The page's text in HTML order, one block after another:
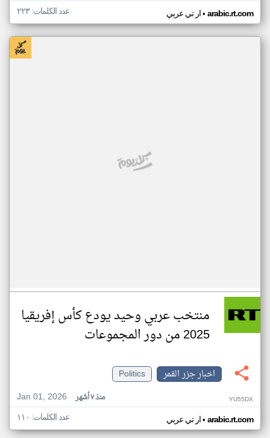
ار تي عربي• arabic.rt.com عدد الكلمات: ٢٢٣
منتخب عربي وحيد يودع كأس إفريقيا
2025 من دور المجموعات
اخبار جزر القمر
Politics
Jan 01, 2026
منذ ٧ أشهر YU55DX
ار تي عربي• arabic.rt.com عدد الكلمات: ١١٠